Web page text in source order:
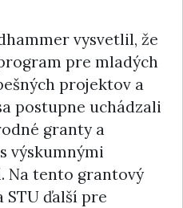
vysvetlil, že
pre mladých
projektov a
postupne uchádzali
granty a
výskumnými
Na tento grantový
STU ďalší pre